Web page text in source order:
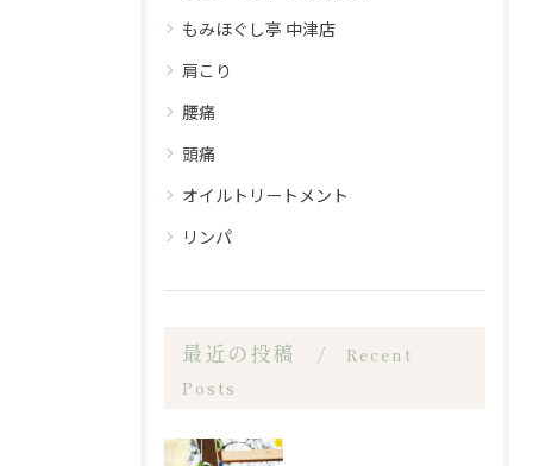
もみほぐし亭 中津店
肩こり
腰痛
頭痛
オイルトリートメント
リンパ
最近の投稿
Recent
Posts